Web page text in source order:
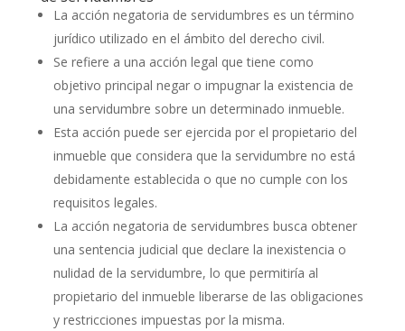
La acción negatoria de servidumbres es un término
jurídico utilizado en el ámbito del derecho civil.
Se refiere a una acción legal que tiene como
objetivo principal negar o impugnar la existencia de
una servidumbre sobre un determinado inmueble.
Esta acción puede ser ejercida por el propietario del
inmueble que considera que la servidumbre no está
debidamente establecida o que no cumple con los
requisitos legales.
La acción negatoria de servidumbres busca obtener
una sentencia judicial que declare la inexistencia o
nulidad de la servidumbre, lo que permitiría al
propietario del inmueble liberarse de las obligaciones
y restricciones impuestas por la misma.